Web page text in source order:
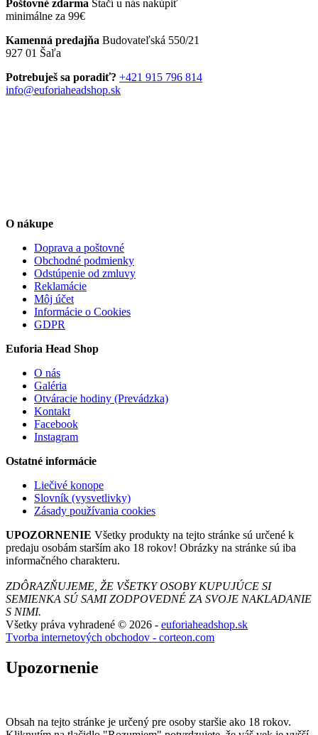
Poštovné zdarma Stačí u nás nakúpiť
minimálne za 99€
Kamenná predajňa Budovateľská 550/21
927 01 Šaľa
Potrebuješ sa poradiť? +421 915 796 814
info@euforiaheadshop.sk
O nákupe
Doprava a poštovné
Obchodné podmienky
Odstúpenie od zmluvy
Reklamácie
Môj účet
Informácie o Cookies
GDPR
Euforia Head Shop
O nás
Galéria
Otváracie hodiny (Prevádzka)
Kontakt
Facebook
Instagram
Ostatné informácie
Liečivé konope
Slovník (vysvetlivky)
Zásady používania cookies
UPOZORNENIE Všetky produkty na tejto stránke sú určené k
predaju osobám starším ako 18 rokov! Obrázky na stránke sú iba
informačného charakteru.
ZDÔRAZŇUJEME, ŽE VŠETKY OSOBY KUPUJÚCE SI
SEMIENKA SÚ SAMI ZODPOVEDNÉ ZA SVOJE NAKLADANIE
S NIMI.
Všetky práva vyhradené © 2026 - euforiaheadshop.sk
Tvorba internetových obchodov - corteon.com
Upozornenie
Obsah na tejto stránke je určený pre osoby staršie ako 18 rokov.